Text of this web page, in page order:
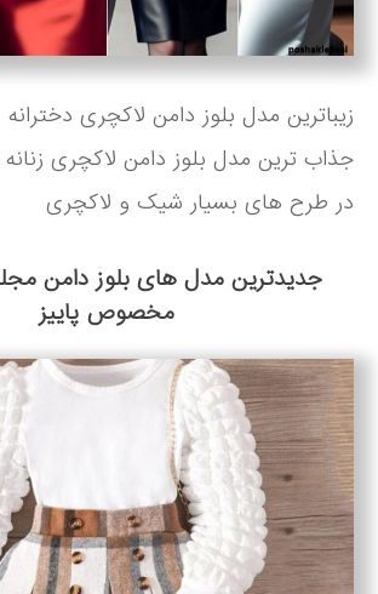
زیباترین مدل بلوز دامن لاکچری دخترانه
جذاب ترین مدل بلوز دامن لاکچری
در طرح های بسیار شیک و لاکچری
جدیدترین مدل های بلوز دامن
مخصوص پاییز